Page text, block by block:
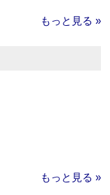
もっと見る »
もっと見る »